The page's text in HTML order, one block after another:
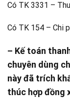
Có TK 3331 –
Có TK 154 – Chi
– Kế toán
chuyên dùng
này đã trích
thúc hợp đồng